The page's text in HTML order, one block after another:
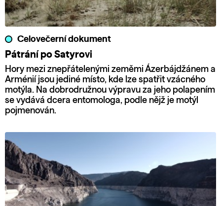
Celovečerní dokument
Pátrání po Satyrovi
Hory mezi znepřátelenými zeměmi Ázerbájdžánem a
Arménií jsou jediné místo, kde lze spatřit vzácného
motýla. Na dobrodružnou výpravu za jeho polapením
se vydává dcera entomologa, podle nějž je motýl
pojmenován.